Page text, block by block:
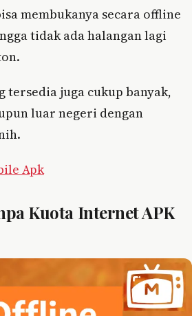
membukanya secara offline
tidak ada halangan lagi
tersedia juga cukup banyak,
luar negeri dengan
Apk
Kuota Internet APK